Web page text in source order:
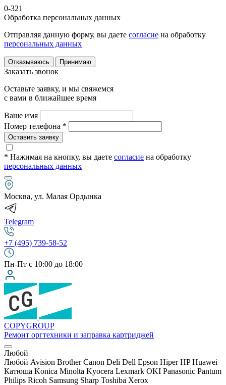
0-321
Обработка персональных данных
Отправляя данную форму, вы даете согласие на обработку
персональных данных
Отказываюсь Принимаю
Заказать звонок
Оставьте заявку, и мы свяжемся
с вами в ближайшее время
Ваше имя
Номер телефона *
Оставить заявку
* Нажимая на кнопку, вы даете согласие на обработку
персональных данных
Москва, ул. Малая Ордынка
Telegram
+7 (495) 739-58-52
Пн-Пт с 10:00 до 18:00
COPYGROUP
Ремонт оргтехники и заправка картриджей
Любой
Любой Avision Brother Canon Deli Dell Epson Hiper HP Huawei
Катюша Konica Minolta Kyocera Lexmark OKI Panasonic Pantum
Philips Ricoh Samsung Sharp Toshiba Xerox